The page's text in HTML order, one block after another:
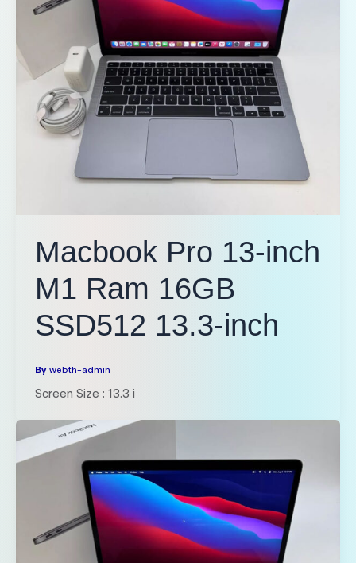
Macbook Pro 13-inch
M1 Ram 16GB
SSD512 13.3-inch
By webth-admin
Screen Size : 13.3 i